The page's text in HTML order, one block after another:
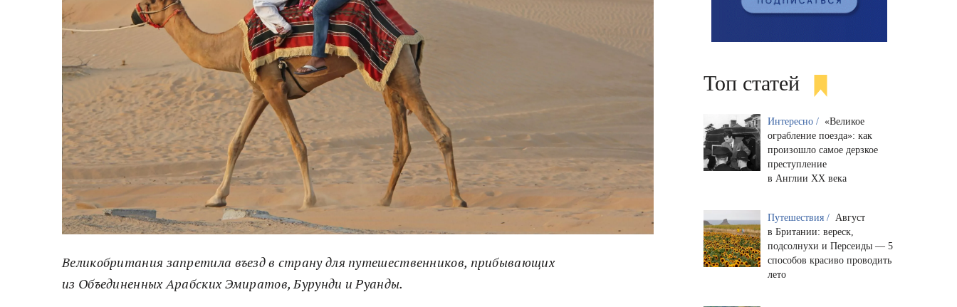
Великобритания запретила въезд в страну для путешественников, прибывающих
из Объединенных Арабских Эмиратов, Бурунди и Руанды.
Топ статей
Интересно / «Великое
ограбление поезда»: как
произошло самое дерзкое
преступление
в Англии XX века
Путешествия / Август
в Британии: вереск,
подсолнухи и Персеиды — 5
способов красиво проводить
лето